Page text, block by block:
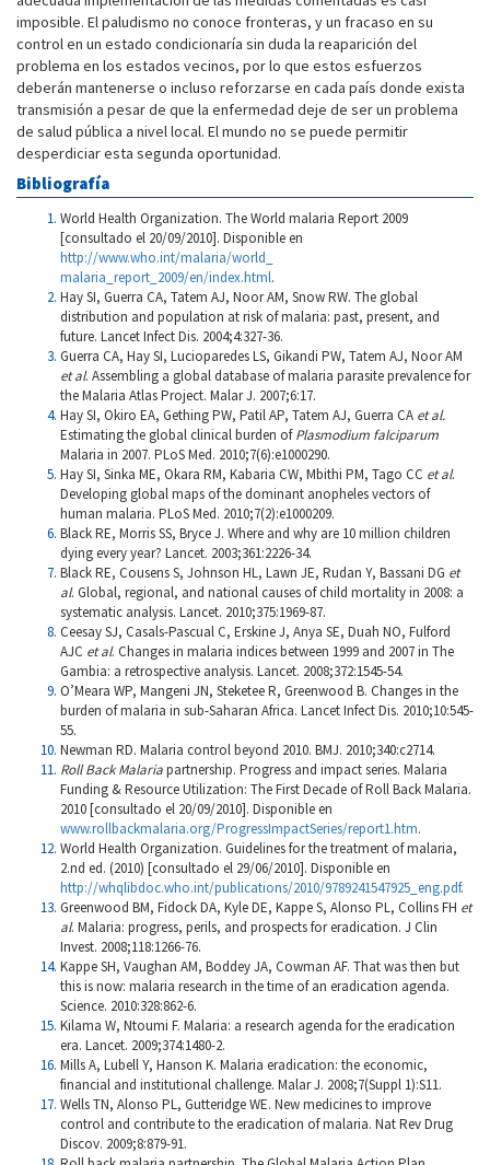
imposible. El ­paludismo no conoce fronteras, y un fracaso en su
control en un estado condicionaría sin duda la reaparición del
problema en los estados vecinos, por lo que estos esfuerzos
deberán mantenerse o incluso reforzarse en cada país donde exista
transmisión a pesar de que la enfermedad deje de ser un problema
de salud pública a nivel local. El mundo no se puede permitir
desperdiciar esta segunda oportunidad.
Bibliografía
World Health Organization. The World malaria Report 2009
[consultado el 20/09/2010]. Disponible en
http://www.who.int/malaria/world_
malaria_report_2009/en/index.html.
Hay SI, Guerra CA, Tatem AJ, Noor AM, Snow RW. The global
distribution and population at risk of malaria: past, present, and
future. Lancet Infect Dis. 2004;4:327-36.
Guerra CA, Hay SI, Lucioparedes LS, Gikandi PW, Tatem AJ, Noor AM
et al. Assembling a global database of malaria parasite prevalence for
the Malaria Atlas Project. Malar J. 2007;6:17.
Hay SI, Okiro EA, Gething PW, Patil AP, Tatem AJ, Guerra CA et al.
Estimating the global clinical burden ofPlasmodium falciparum
Malaria in 2007. PLoS Med. 2010;7(6):e1000290.
Hay SI, Sinka ME, Okara RM, Kabaria CW, Mbithi PM, Tago CC et al.
Developing global maps of the dominant anopheles vectors of
human malaria. PLoS Med. 2010;7(2):e1000209.
Black RE, Morris SS, Bryce J. Where and why are 10 million children
dying every year? Lancet. 2003;361:2226-34.
Black RE, Cousens S, Johnson HL, Lawn JE, Rudan Y, Bassani DG et
al. Global, regional, and national causes of child mortality in 2008: a
systematic analysis. Lancet. 2010;375:1969-87.
Ceesay SJ, Casals-Pascual C, Erskine J, Anya SE, Duah NO, Fulford
AJC et al. Changes in malaria indices between 1999 and 2007 in The
Gambia: a retrospective analysis. Lancet. 2008;372:1545-54.
O’Meara WP, Mangeni JN, Steketee R, Greenwood B. Changes in the
burden of malaria in sub-Saharan Africa. Lancet Infect Dis. 2010;10:545-
55.
Newman RD. Malaria control beyond 2010. BMJ. 2010;340:c2714.
Roll Back Malariapartnership. Progress and impact series. Malaria
Funding & Resource Utilization: The First Decade of Roll Back Malaria.
2010 [consultado el 20/09/2010]. Disponible en
www.rollbackmalaria.org/ProgressImpactSeries/report1.htm.
World Health Organization. Guidelines for the treatment of malaria,
2.nd ed. (2010) [consultado el 29/06/2010]. Disponible en
http://whqlibdoc.who.int/publications/2010/9789241547925_eng.pdf.
Greenwood BM, Fidock DA, Kyle DE, Kappe S, Alonso PL, Collins FH et
al. Malaria: progress, perils, and prospects for eradication. J Clin
Invest. 2008;118:1266-76.
Kappe SH, Vaughan AM, Boddey JA, Cowman AF. That was then but
this is now: malaria research in the time of an eradication agenda.
Science. 2010:328:862-6.
Kilama W, Ntoumi F. Malaria: a research agenda for the eradication
era. Lancet. 2009;374:1480-2.
Mills A, Lubell Y, Hanson K. Malaria eradication: the economic,
financial and institutional challenge. Malar J. 2008;7(Suppl 1):S11.
Wells TN, Alonso PL, Gutteridge WE. New medicines to improve
control and contribute to the eradication of malaria. Nat Rev Drug
Discov. 2009;8:879-91.